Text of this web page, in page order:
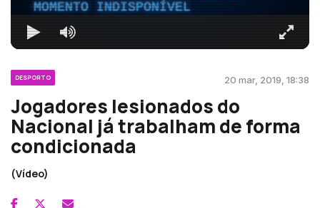
MOMENTO INDISPONÍVEL
DESPORTO 20 mar, 2019, 18:38
Jogadores lesionados do
Nacional já trabalham de forma
condicionada
(Vídeo)